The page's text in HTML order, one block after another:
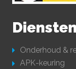
Diensten
Onderhoud &
APK-keuring